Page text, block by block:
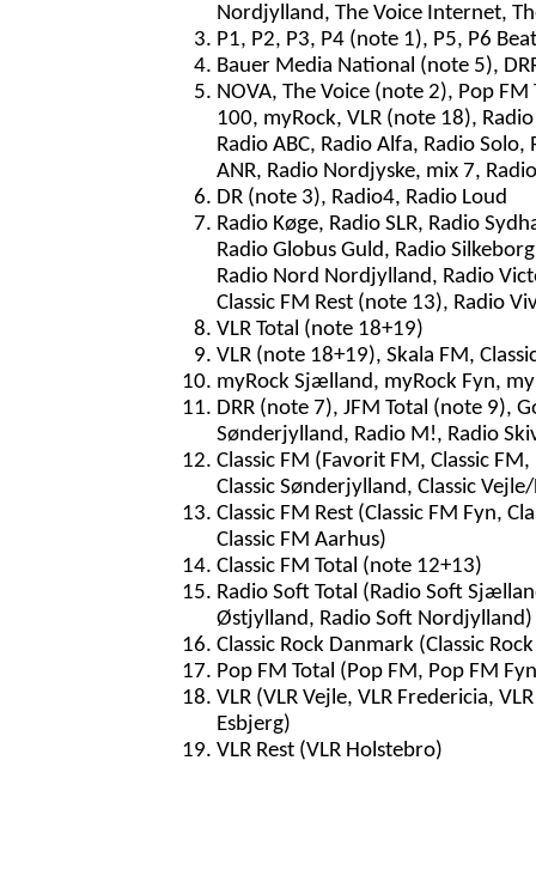
Nordjylland, The Voice Internet,
P1, P2, P3, P4 (note 1), P5, P6
Bauer Media National (note 5),
NOVA, The Voice (note 2), Pop
100, myRock, VLR (note 18),
Radio ABC, Radio Alfa, Radio
ANR, Radio Nordjyske, mix 7,
DR (note 3), Radio4, Radio Loud
Radio Køge, Radio SLR, Radio
Radio Globus Guld, Radio
Radio Nord Nordjylland, Radio
Classic FM Rest (note 13), Radio
VLR Total (note 18+19)
VLR (note 18+19), Skala FM,
myRock Sjælland, myRock Fyn,
DRR (note 7), JFM Total (note 9),
Sønderjylland, Radio M!, Radio
Classic FM (Favorit FM, Classic
Classic Sønderjylland, Classic
Classic FM Rest (Classic FM Fyn,
Classic FM Aarhus)
Classic FM Total (note 12+13)
Radio Soft Total (Radio Soft
Østjylland, Radio Soft Nordjylland)
Classic Rock Danmark (Classic
Pop FM Total (Pop FM, Pop FM
VLR (VLR Vejle, VLR Fredericia,
Esbjerg)
VLR Rest (VLR Holstebro)